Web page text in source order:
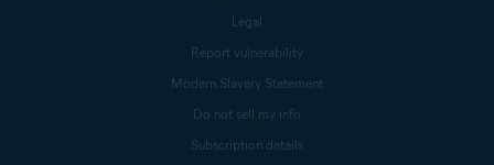
Legal
Report vulnerability
Modern Slavery Statement
Do not sell my info
Subscription details